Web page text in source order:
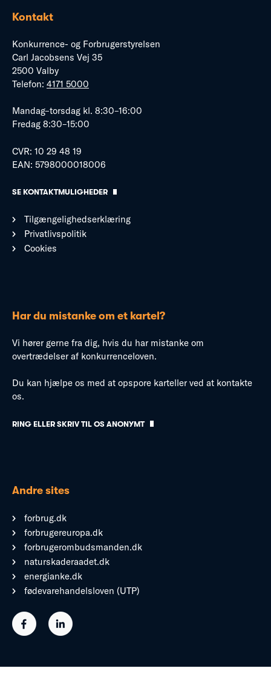
Kontakt
Konkurrence- og Forbrugerstyrelsen
Carl Jacobsens Vej 35
2500 Valby
Telefon: 4171 5000
Mandag–torsdag kl. 8:30–16:00
Fredag 8:30–15:00
CVR: 10 29 48 19
EAN: 5798000018006
SE KONTAKTMULIGHEDER
Tilgængelighedserklæring
Privatlivspolitik
Cookies
Har du mistanke om et kartel?
Vi hører gerne fra dig, hvis du har mistanke om
overtrædelser af konkurrenceloven.
Du kan hjælpe os med at opspore karteller ved at kontakte
os.
RING ELLER SKRIV TIL OS ANONYMT
Andre sites
forbrug.dk
forbrugereuropa.dk
forbrugerombudsmanden.dk
naturskaderaadet.dk
energianke.dk
fødevarehandelsloven (UTP)